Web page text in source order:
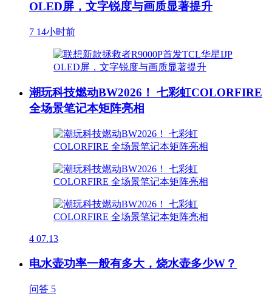
OLED屏，文字锐度与画质显著提升
7 14小时前
潮玩科技燃动BW2026！ 七彩虹COLORFIRE
全场景笔记本矩阵亮相
4 07.13
电水壶功率一般有多大，烧水壶多少W？
问答 5